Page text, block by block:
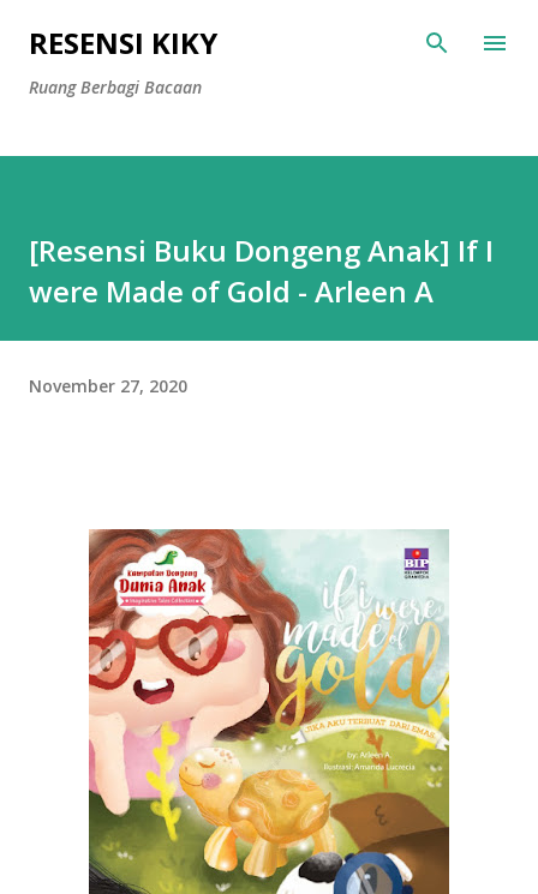
Langsung ke konten utama
RESENSI KIKY
Ruang Berbagi Bacaan
[Resensi Buku Dongeng Anak] If I
were Made of Gold - Arleen A
November 27, 2020